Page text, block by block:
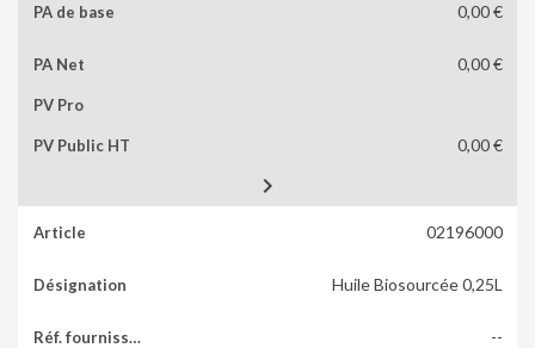
0,00 €
0,00 €
0,00 €

02196000
Huile Biosourcée 0,25L
--